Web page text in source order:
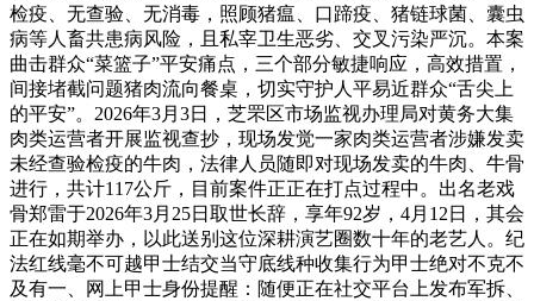
检疫、无查验、无消毒，照顾猪瘟、口蹄疫、猪链球菌、囊虫
病等人畜共患病风险，且私宰卫生恶劣、交叉污染严沉。本案
曲击群众“菜篮子”平安痛点，三个部分敏捷响应，高效措置，
间接堵截问题猪肉流向餐桌，切实守护人平易近群众“舌尖上
的平安”。2026年3月3日，芝罘区市场监视办理局对黄务大集
肉类运营者开展监视查抄，现场发觉一家肉类运营者涉嫌发卖
未经查验检疫的牛肉，法律人员随即对现场发卖的牛肉、牛骨
进行，共计117公斤，目前案件正正在打点过程中。出名老戏
骨郑雷于2026年3月25日取世长辞，享年92岁，4月12日，其会
正在如期举办，以此送别这位深耕演艺圈数十年的老艺人。纪
法红线毫不可越甲士结交当守底线种收集行为甲士绝对不克不
及有一、网上甲士身份提醒：随便正在社交平台上发布军拆、